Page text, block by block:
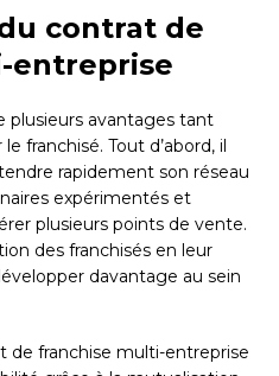
contrat de
entreprise
plusieurs avantages tant
franchisé. Tout d’abord, il
rapidement son réseau
expérimentés et
plusieurs points de vente.
des franchisés en leur
davantage au sein
de franchise multi-entreprise